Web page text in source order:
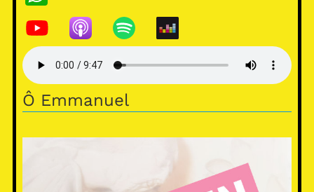
Ô Emmanuel